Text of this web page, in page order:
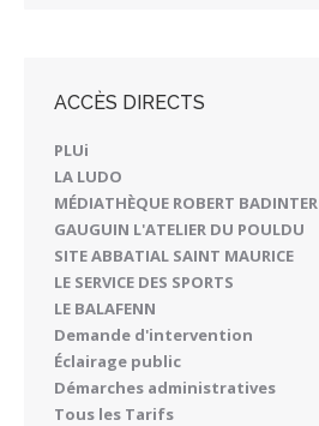
ACCÈS DIRECTS
PLUi
LA LUDO
MÉDIATHÈQUE ROBERT BADINTER
GAUGUIN L'ATELIER DU POULDU
SITE ABBATIAL SAINT MAURICE
LE SERVICE DES SPORTS
LE BALAFENN
Demande d'intervention
Éclairage public
Démarches administratives
Tous les Tarifs